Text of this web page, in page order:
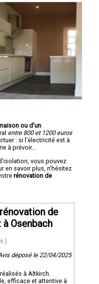
ou d'un
entre 800 et 1200 euros
: si l'électricité est à
à prévoir...
vous pouvez
en savoir plus, n'hésitez
rénovation de
de
Osenbach
)
déposé le 22/04/2025
à Altkirch.
efficace et attentive à